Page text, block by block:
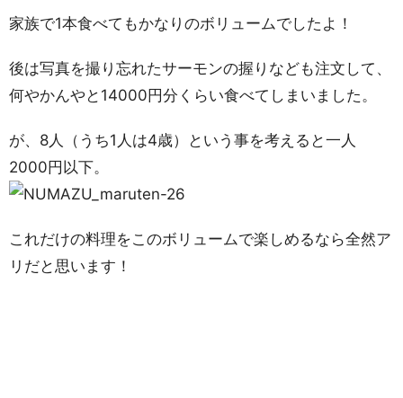
家族で1本食べてもかなりのボリュームでしたよ！
後は写真を撮り忘れたサーモンの握りなども注文して、
何やかんやと14000円分くらい食べてしまいました。
が、8人（うち1人は4歳）という事を考えると一人
2000円以下。
これだけの料理をこのボリュームで楽しめるなら全然ア
リだと思います！